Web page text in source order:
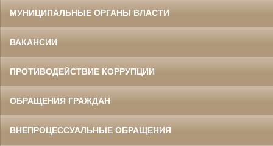
МУНИЦИПАЛЬНЫЕ ОРГАНЫ ВЛАСТИ
ВАКАНСИИ
ПРОТИВОДЕЙСТВИЕ КОРРУПЦИИ
ОБРАЩЕНИЯ ГРАЖДАН
ВНЕПРОЦЕССУАЛЬНЫЕ ОБРАЩЕНИЯ